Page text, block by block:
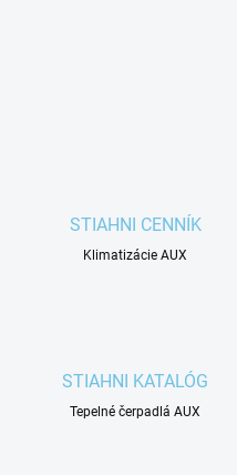
STIAHNI CENNÍK
Klimatizácie AUX
STIAHNI KATALÓG
Tepelné čerpadlá AUX